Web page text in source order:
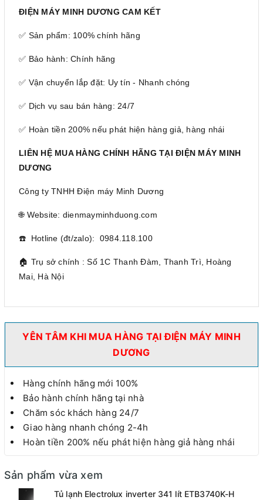
ĐIỆN MÁY MINH DƯƠNG CAM KẾT
✅ Sản phẩm: 100% chính hãng
✅ Bảo hành: Chính hãng
✅ Vận chuyển lắp đặt: Uy tín - Nhanh chóng
✅ Dịch vụ sau bán hàng: 24/7
✅ Hoàn tiền 200% nếu phát hiện hàng giả, hàng nhái
LIÊN HỆ MUA HÀNG CHÍNH HÃNG TẠI ĐIỆN MÁY MINH
DƯƠNG
Công ty TNHH Điện máy Minh Dương
🌐 Website: dienmayminhduong.com
☎️ Hotline (đt/zalo): 0984.118.100
🏠 Trụ sở chính : Số 1C Thanh Đàm, Thanh Trì, Hoàng
Mai, Hà Nội
YÊN TÂM KHI MUA HÀNG TẠI ĐIỆN MÁY MINH
DƯƠNG
Hàng chính hãng mới 100%
Bảo hành chính hãng tại nhà
Chăm sóc khách hàng 24/7
Giao hàng nhanh chóng 2-4h
Hoàn tiền 200% nếu phát hiện hàng giả hàng nhái
Sản phẩm vừa xem
Tủ lạnh Electrolux inverter 341 lít ETB3740K-H